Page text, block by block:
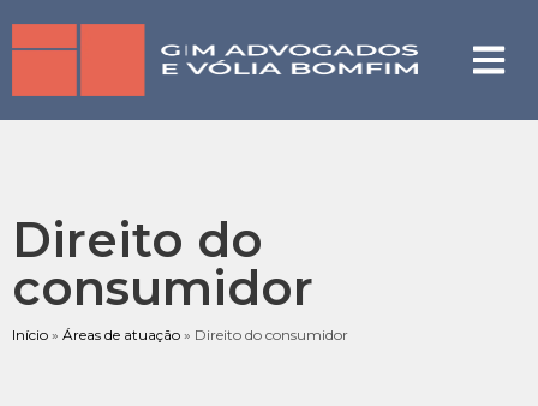
Direito do
consumidor
Início » Áreas de atuação » Direito do consumidor